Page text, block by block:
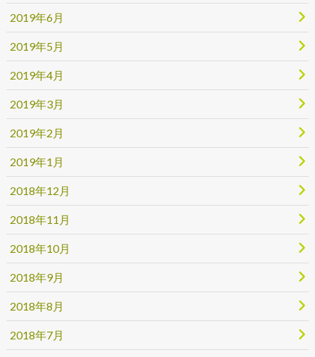
2019年6月
2019年5月
2019年4月
2019年3月
2019年2月
2019年1月
2018年12月
2018年11月
2018年10月
2018年9月
2018年8月
2018年7月